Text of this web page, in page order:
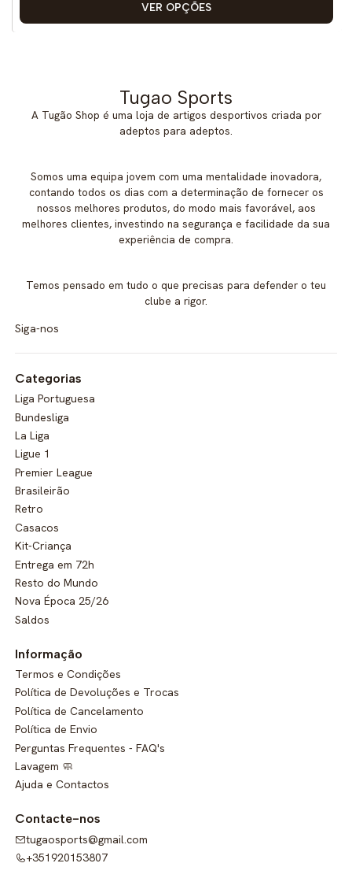
VER OPÇÕES
Tugao Sports
A Tugão Shop é uma loja de artigos desportivos criada por
adeptos para adeptos.
Somos uma equipa jovem com uma mentalidade inovadora,
contando todos os dias com a determinação de fornecer os
nossos melhores produtos, do modo mais favorável, aos
melhores clientes, investindo na segurança e facilidade da sua
experiência de compra.
Temos pensado em tudo o que precisas para defender o teu
clube a rigor.
Siga-nos
Categorias
Liga Portuguesa
Bundesliga
La Liga
Ligue 1
Premier League
Brasileirão
Retro
Casacos
Kit-Criança
Entrega em 72h
Resto do Mundo
Nova Época 25/26
Saldos
Informação
Termos e Condições
Política de Devoluções e Trocas
Política de Cancelamento
Política de Envio
Perguntas Frequentes - FAQ's
Lavagem 🧼
Ajuda e Contactos
Contacte-nos
tugaosports@gmail.com
+351920153807